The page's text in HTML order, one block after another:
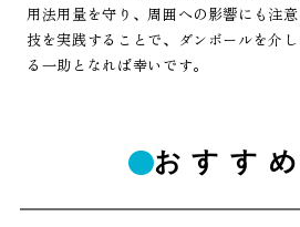
用法用量を守り、周囲への影響にも注
技を実践することで、ダンボールを介
る一助となれば幸いです。
おすす